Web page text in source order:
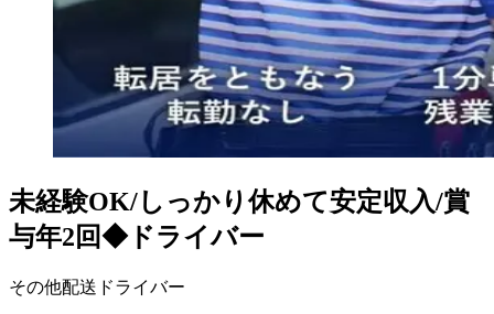
未経験OK/しっかり休めて安定収入/賞
与年2回◆ドライバー
その他配送ドライバー